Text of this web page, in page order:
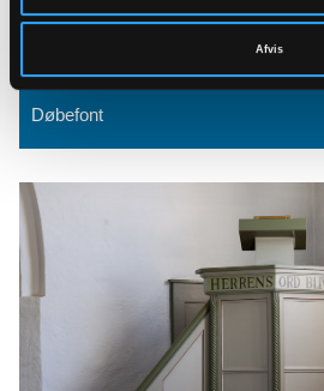
Afvis
Døbefont